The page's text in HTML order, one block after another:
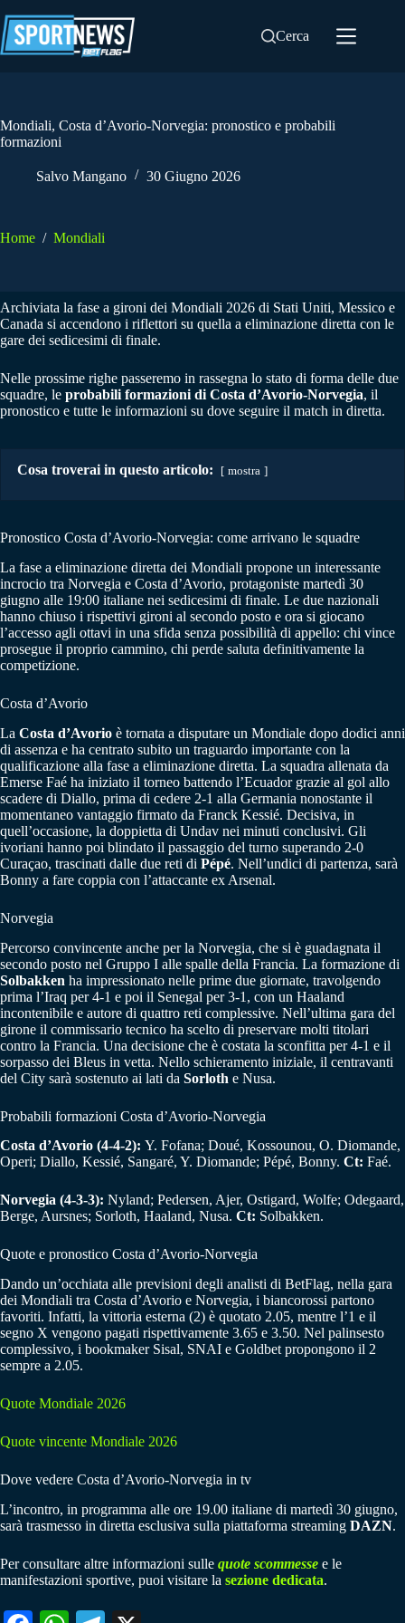
al
contenuto
Cerca
Mondiali, Costa d’Avorio-Norvegia: pronostico e probabili
formazioni
Salvo Mangano 30 Giugno 2026
Home / Mondiali
Archiviata la fase a gironi dei Mondiali 2026 di Stati Uniti, Messico e
Canada si accendono i riflettori su quella a eliminazione diretta con le
gare dei sedicesimi di finale.
Nelle prossime righe passeremo in rassegna lo stato di forma delle due
squadre, le probabili formazioni di Costa d’Avorio-Norvegia, il
pronostico e tutte le informazioni su dove seguire il match in diretta.
Cosa troverai in questo articolo: mostra
Pronostico Costa d’Avorio-Norvegia: come arrivano le squadre
La fase a eliminazione diretta dei Mondiali propone un interessante
incrocio tra Norvegia e Costa d’Avorio, protagoniste martedì 30
giugno alle 19:00 italiane nei sedicesimi di finale. Le due nazionali
hanno chiuso i rispettivi gironi al secondo posto e ora si giocano
l’accesso agli ottavi in una sfida senza possibilità di appello: chi vince
prosegue il proprio cammino, chi perde saluta definitivamente la
competizione.
Costa d’Avorio
La Costa d’Avorio è tornata a disputare un Mondiale dopo dodici anni
di assenza e ha centrato subito un traguardo importante con la
qualificazione alla fase a eliminazione diretta. La squadra allenata da
Emerse Faé ha iniziato il torneo battendo l’Ecuador grazie al gol allo
scadere di Diallo, prima di cedere 2-1 alla Germania nonostante il
momentaneo vantaggio firmato da Franck Kessié. Decisiva, in
quell’occasione, la doppietta di Undav nei minuti conclusivi. Gli
ivoriani hanno poi blindato il passaggio del turno superando 2-0
Curaçao, trascinati dalle due reti di Pépé. Nell’undici di partenza, sarà
Bonny a fare coppia con l’attaccante ex Arsenal.
Norvegia
Percorso convincente anche per la Norvegia, che si è guadagnata il
secondo posto nel Gruppo I alle spalle della Francia. La formazione di
Solbakken ha impressionato nelle prime due giornate, travolgendo
prima l’Iraq per 4-1 e poi il Senegal per 3-1, con un Haaland
incontenibile e autore di quattro reti complessive. Nell’ultima gara del
girone il commissario tecnico ha scelto di preservare molti titolari
contro la Francia. Una decisione che è costata la sconfitta per 4-1 e il
sorpasso dei Bleus in vetta. Nello schieramento iniziale, il centravanti
del City sarà sostenuto ai lati da Sorloth e Nusa.
Probabili formazioni Costa d’Avorio-Norvegia
Costa d’Avorio (4-4-2): Y. Fofana; Doué, Kossounou, O. Diomande,
Operi; Diallo, Kessié, Sangaré, Y. Diomande; Pépé, Bonny. Ct: Faé.
Norvegia (4-3-3): Nyland; Pedersen, Ajer, Ostigard, Wolfe; Odegaard,
Berge, Aursnes; Sorloth, Haaland, Nusa. Ct: Solbakken.
Quote e pronostico Costa d’Avorio-Norvegia
Dando un’occhiata alle previsioni degli analisti di BetFlag, nella gara
dei Mondiali tra Costa d’Avorio e Norvegia, i biancorossi partono
favoriti. Infatti, la vittoria esterna (2) è quotato 2.05, mentre l’1 e il
segno X vengono pagati rispettivamente 3.65 e 3.50. Nel palinsesto
complessivo, i bookmaker Sisal, SNAI e Goldbet propongono il 2
sempre a 2.05.
Quote Mondiale 2026
Quote vincente Mondiale 2026
Dove vedere Costa d’Avorio-Norvegia in tv
L’incontro, in programma alle ore 19.00 italiane di martedì 30 giugno,
sarà trasmesso in diretta esclusiva sulla piattaforma streaming DAZN.
Per consultare altre informazioni sulle quote scommesse e le
manifestazioni sportive, puoi visitare la sezione dedicata.